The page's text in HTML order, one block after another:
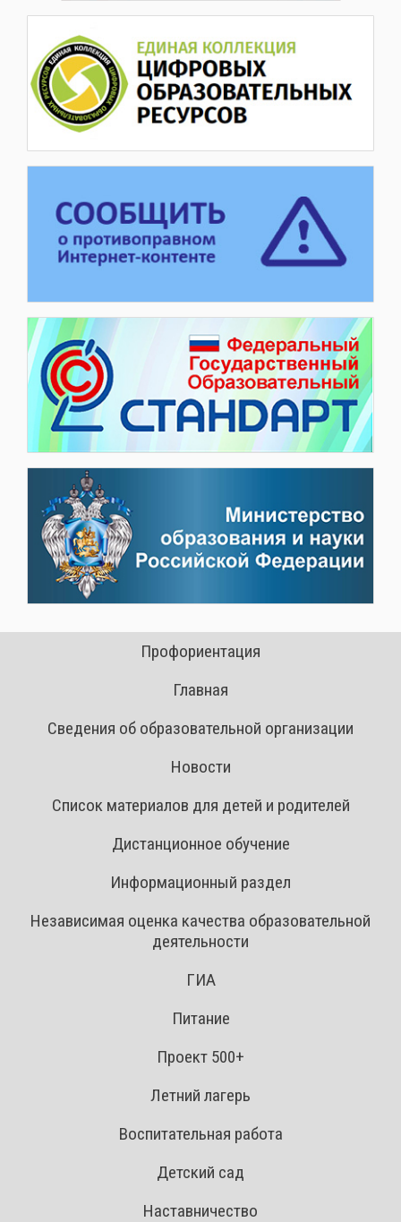
Профориентация
Главная
Сведения об образовательной организации
Новости
Список материалов для детей и родителей
Дистанционное обучение
Информационный раздел
Независимая оценка качества образовательной
деятельности
ГИА
Питание
Проект 500+
Летний лагерь
Воспитательная работа
Детский сад
Наставничество